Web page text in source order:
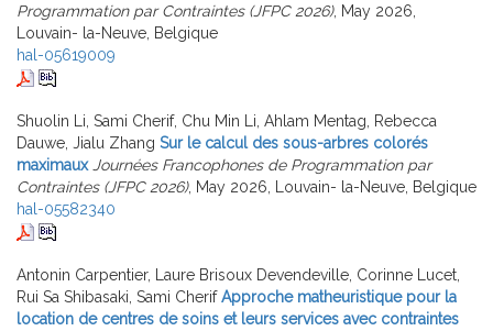
Programmation par Contraintes (JFPC 2026), May 2026,
Louvain- la-Neuve, Belgique
hal-05619009
Shuolin Li, Sami Cherif, Chu Min Li, Ahlam Mentag, Rebecca
Dauwe, Jialu Zhang Sur le calcul des sous-arbres colorés
maximaux Journées Francophones de Programmation par
Contraintes (JFPC 2026), May 2026, Louvain- la-Neuve, Belgique
hal-05582340
Antonin Carpentier, Laure Brisoux Devendeville, Corinne Lucet,
Rui Sa Shibasaki, Sami Cherif Approche matheuristique pour la
location de centres de soins et leurs services avec contraintes